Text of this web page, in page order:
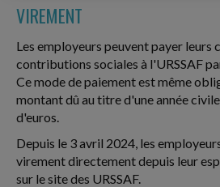
VIREMENT
Les employeurs peuvent payer leurs
contributions sociales à l'URSSAF
Ce mode de paiement est même
montant dû au titre d'une année
d'euros.
Depuis le 3 avril 2024, les
virement directement depuis leur
sur le site des URSSAF.